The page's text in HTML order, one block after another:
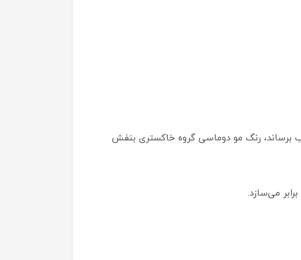
برساند، رنگ مو دوماسی گروه خاکستری بنفش
می‌سازد.